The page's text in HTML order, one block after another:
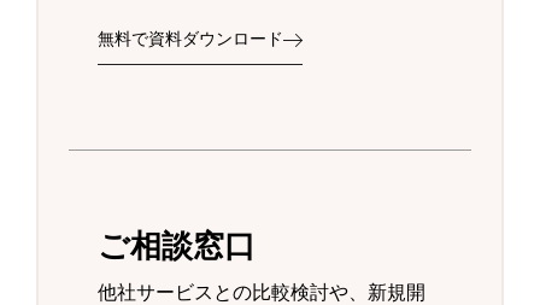
無料で資料ダウンロード
ご相談窓口
他社サービスとの比較検討や、新規開